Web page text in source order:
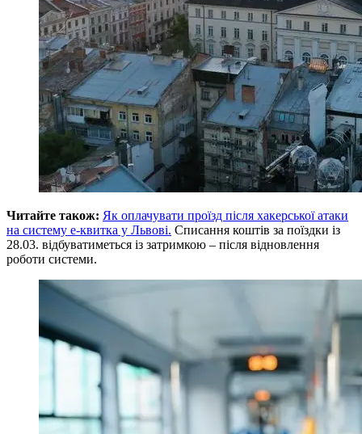
Читайте також: Як оплачувати проїзд після хакерської атаки
на систему е-квитка у Львові. Списання коштів за поїздки із
28.03. відбуватиметься із затримкою – після відновлення
роботи системи.